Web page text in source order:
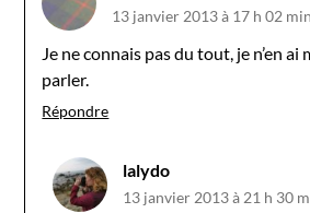
13 janvier 2013 à 17 h 02 min
Je ne connais pas du tout, je n’en ai
parler.
Répondre
lalydo
13 janvier 2013 à 21 h 30